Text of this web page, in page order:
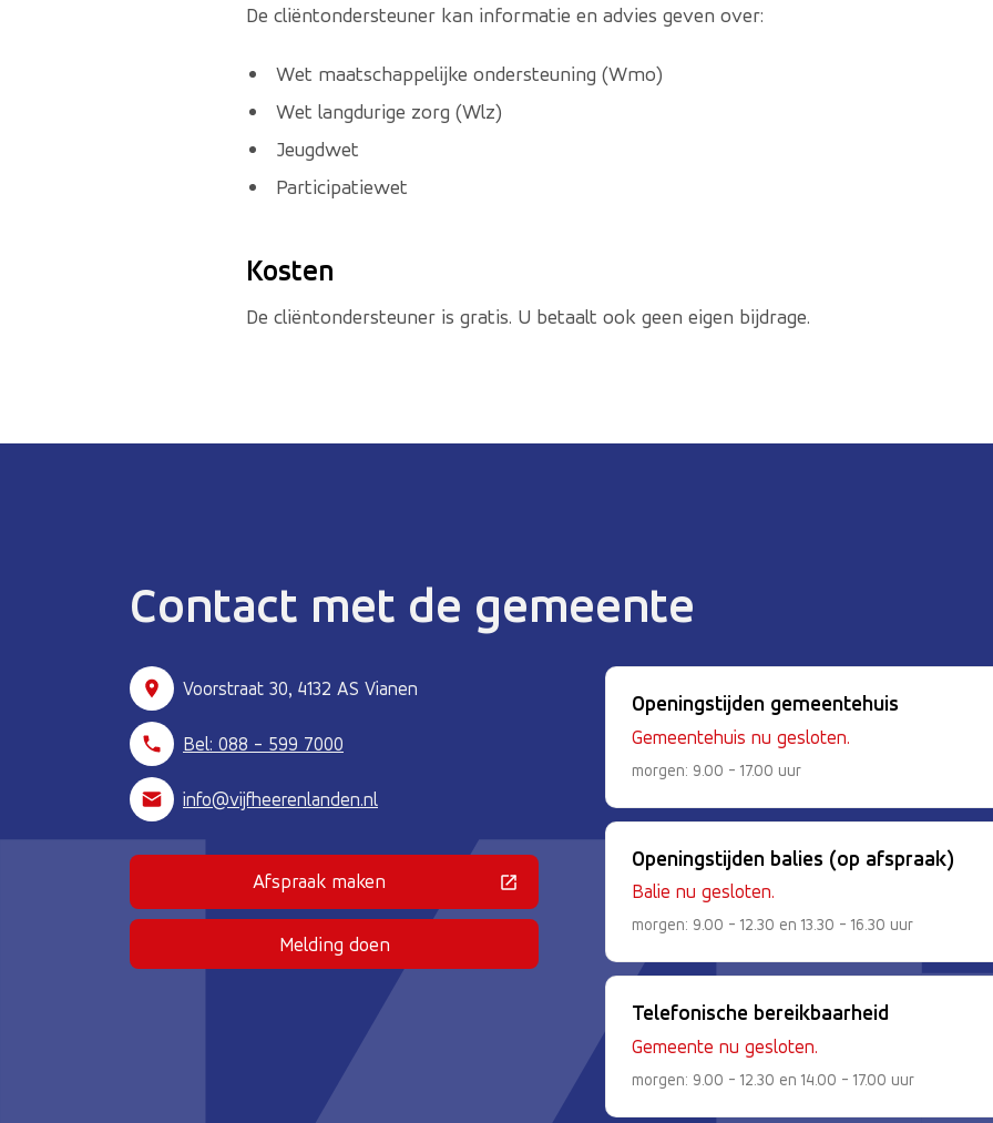
De cliëntondersteuner kan informatie en advies geven over:
Wet maatschappelijke ondersteuning (Wmo)
Wet langdurige zorg (Wlz)
Jeugdwet
Participatiewet
Kosten
De cliëntondersteuner is gratis. U betaalt ook geen eigen bijdrage.
Contact met de gemeente
Voorstraat 30, 4132 AS Vianen
Bel: 088 - 599 7000
info@vijfheerenlanden.nl
Afspraak maken(Deze link gaat naar een externe website)
Melding doen
Openingstijden gemeentehuis
Gemeentehuis nu gesloten.
morgen: 9.00 - 17.00 uur
Openingstijden balies (op afspraak)
Balie nu gesloten.
morgen: 9.00 - 12.30 en 13.30 - 16.30 uur
Telefonische bereikbaarheid
Gemeente nu gesloten.
morgen: 9.00 - 12.30 en 14.00 - 17.00 uur